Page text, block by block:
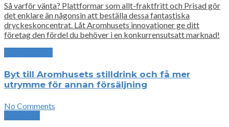
Så varför vänta? Plattformar som allt-fraktfritt och Prisad gör
det enklare än någonsin att beställa dessa fantastiska
dryckeskoncentrat. Låt Aromhusets innovationer ge ditt
företag den fördel du behöver i en konkurrensutsatt marknad!
Byt till Aromhusets stilldrink och få mer
utrymme för annan försäljning
No Comments